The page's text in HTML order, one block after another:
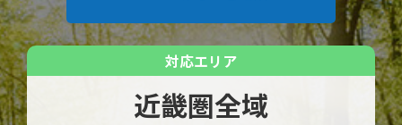
対応エリア
近畿圏全域